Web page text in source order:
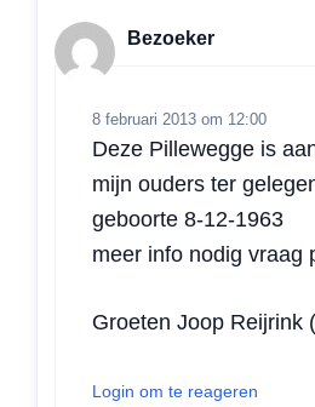
Bezoeker
8 februari 2013 om 12:00
Deze Pillewegge is
mijn ouders ter
geboorte 8-12-1963
meer info nodig vraag
Groeten Joop Reijrink
Login om te reageren